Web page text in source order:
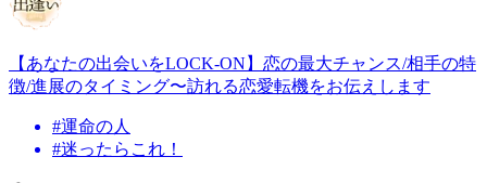
【あなたの出会いをLOCK-ON】恋の最大チャンス/相手の特
徴/進展のタイミング〜訪れる恋愛転機をお伝えします
#運命の人
#迷ったらこれ！